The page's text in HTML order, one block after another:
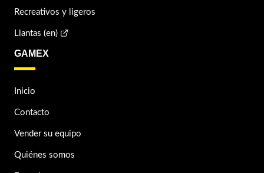
Recreativos y ligeros
Llantas (en)
GAMEX
Inicio
Contacto
Vender su equipo
Quiénes somos